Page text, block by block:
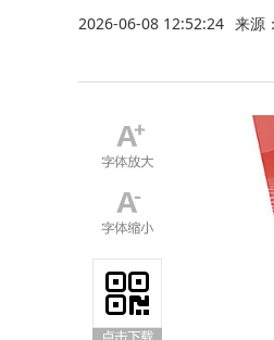
2026-06-08 12:52:24 来源